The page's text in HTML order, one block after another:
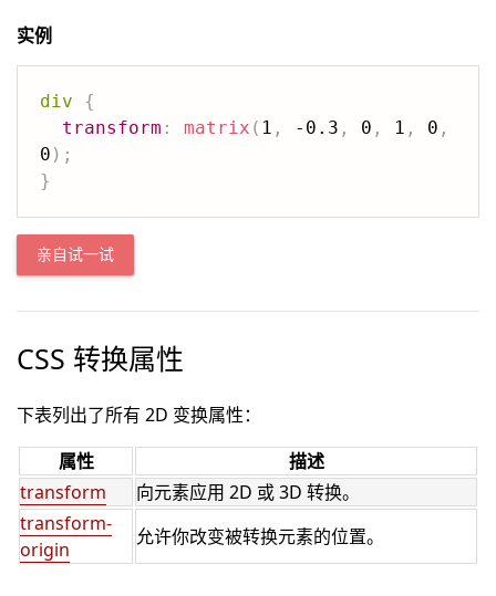
实例
div
{
transform : matrix ( 1 , -0.3 , 0 , 1 , 0 ,
0 ) ;
}
亲自试一试
CSS 转换属性
下表列出了所有 2D 变换属性：
属性
描述
transform
向元素应用 2D 或 3D 转换。
transform-
origin
允许你改变被转换元素的位置。